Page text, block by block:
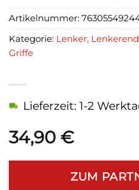
34,90 €
Lieferzeit: 1-2
ZUM
Artikelnummer:
Kategorie: Lenker,
Griffe